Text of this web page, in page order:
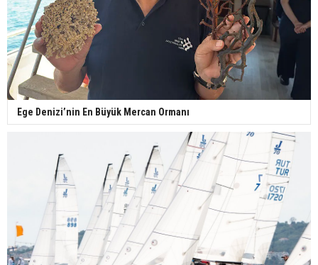
Ege Denizi’nin En Büyük Mercan Ormanı